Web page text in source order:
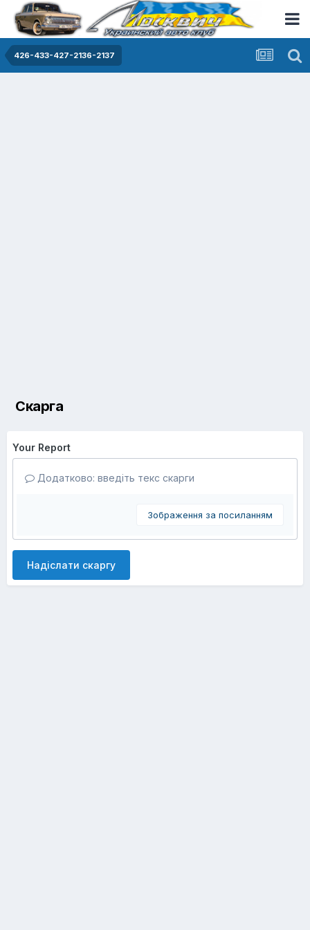
426-433-427-2136-2137
Скарга
Your Report
Додатково: введіть текс скарги
Зображення за посиланням
Надіслати скаргу